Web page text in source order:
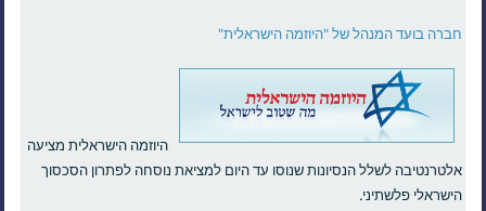
חברה בועד המנהל של "היוזמה הישראלית"
היוזמה הישראלית מציעה
אלטרנטיבה לשלל הנסיונות שנוסו עד היום למציאת נוסחה לפתרון הסכסוך
הישראלי פלשתיני.